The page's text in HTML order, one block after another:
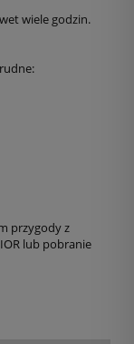
wiele godzin.
przygody z
lub pobranie